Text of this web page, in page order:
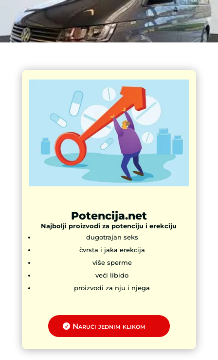
Potencija.net
Najbolji proizvodi za potenciju i erekciju
dugotrajan seks
čvrsta i jaka erekcija
više sperme
veći libido
proizvodi za nju i njega
Narući jednim klikom